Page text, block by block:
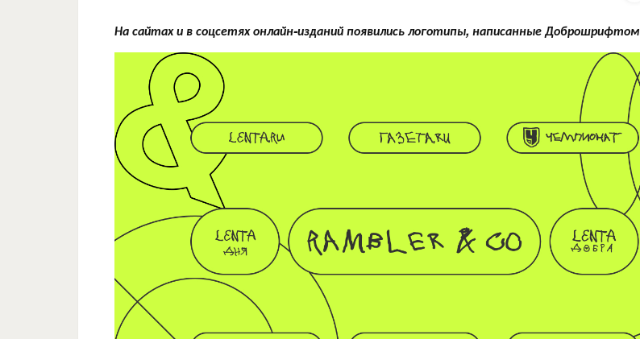
На сайтах и в соцсетях онлайн-изданий появились логотипы, написанные Доброшрифтом